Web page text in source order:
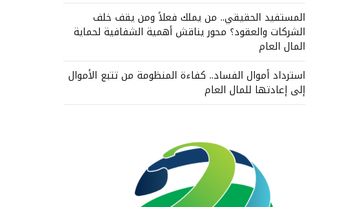
المستفيد الحقيقي.. من يملك فعلاً ومن يقف خلف
الشركات والعقود؟ محور يناقش أهمية الشفافية لحماية
المال العام
استرداد أموال الفساد.. كفاءة المنظومة من تتبع الأموال
إلى إعادتها للمال العام